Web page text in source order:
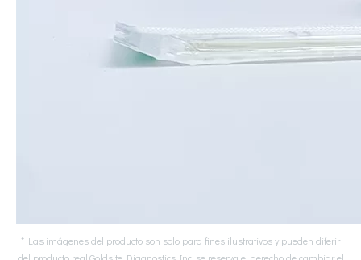
* Las imágenes del producto son solo para fines ilustrativos y pueden diferir